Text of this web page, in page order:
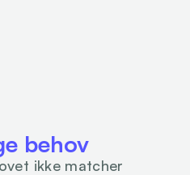
behov
ikke matcher